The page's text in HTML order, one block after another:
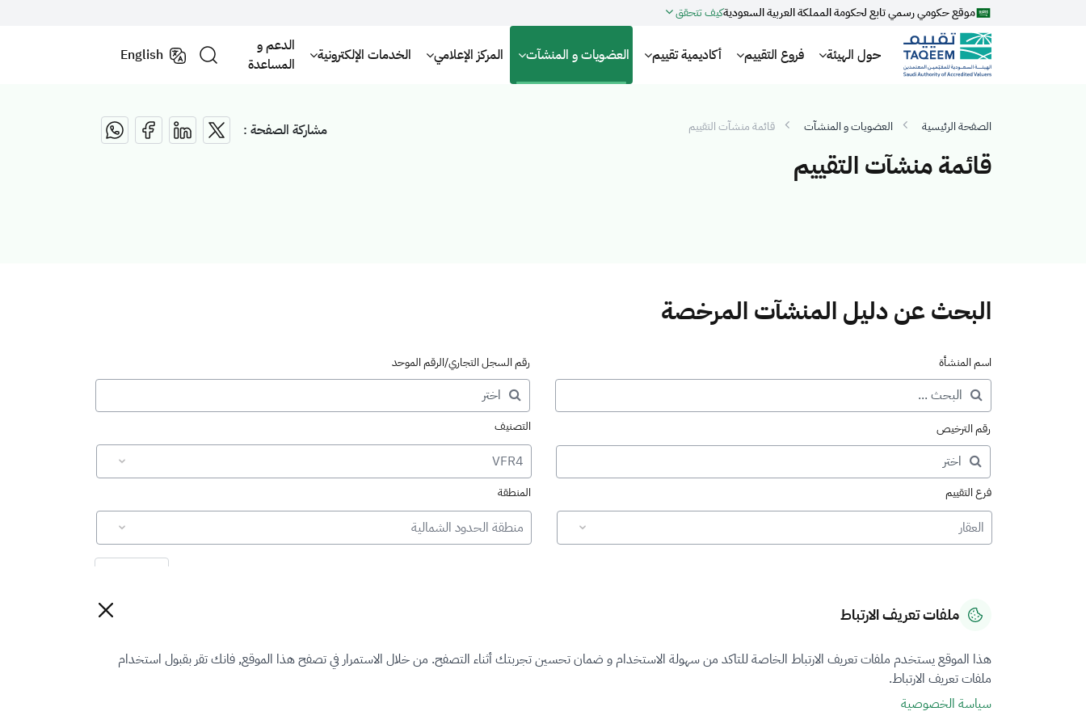
موقع حكومي رسمي تابع لحكومة المملكة العربية السعوديةكيف تتحقق
حول الهيئة فروع التقييم أكاديمية تقييم العضويات و المنشآت المركز الإعلامي الخدمات الإلكترونية
الدعم و
المساعدة
English
الصفحة الرئيسية العضويات و المنشآت قائمة منشآت التقييم مشاركة الصفحة :
قائمة منشآت التقييم
البحث عن دليل المنشآت المرخصة
اسم المنشأة رقم السجل التجاري/الرقم الموحد
رقم الترخيص التصنيف
VFR4
فرع التقييم
العقار
المنطقة
منطقة الحدود الشمالية
ملفات تعريف الارتباط
هذا الموقع يستخدم ملفات تعريف الارتباط الخاصة للتاكد من سهولة الاستخدام و ضمان تحسين تجربتك أثناء التصفح. من خلال الاستمرار في تصفح هذا الموقع, فانك تقر بقبول استخدام
ملفات تعريف الارتباط.
سياسة الخصوصية